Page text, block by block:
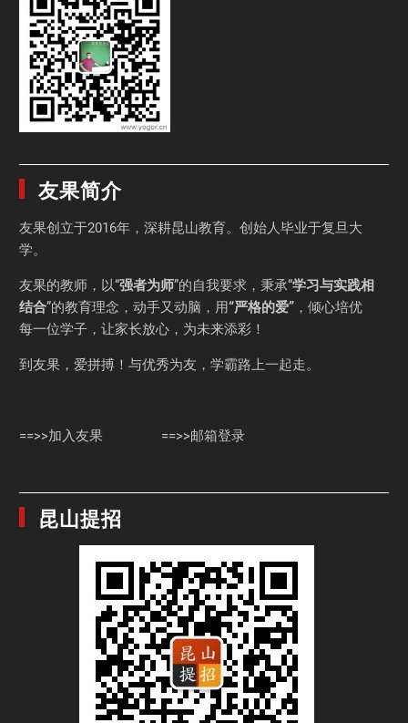
友果简介
友果创立于2016年，深耕昆山教育。创始人毕业于复旦大
学。
友果的教师，以“强者为师”的自我要求，秉承“学习与实践相
结合”的教育理念，动手又动脑，用“严格的爱” ，倾心培优
每一位学子，让家长放心，为未来添彩！
到友果，爱拼搏！与优秀为友，学霸路上一起走。
==>>加入友果 ==>>邮箱登录
昆山提招